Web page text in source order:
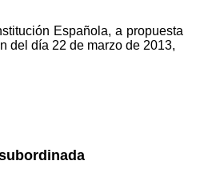
Española, a propuesta
del día 22 de marzo de 2013,